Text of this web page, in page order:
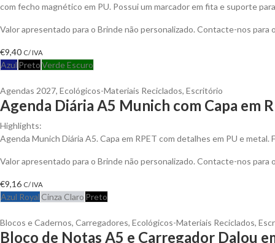
com fecho magnético em PU. Possui um marcador em fita e suporte
Valor apresentado para o Brinde não personalizado. Contacte-nos
€9,40 C/ IVA
Azul PretoVerde Escuro
Agendas 2027, Ecológicos-Materiais Reciclados, Escritório
Agenda Diária A5 Munich com Capa em
Highlights:
Agenda Munich Diária A5. Capa em RPET com detalhes em PU e metal.
Valor apresentado para o Brinde não personalizado. Contacte-nos
€9,16 C/ IVA
Azul Royal Cinza Claro Preto
Blocos e Cadernos, Carregadores, Ecológicos-Materiais Reciclados,
Bloco de Notas A5 e Carregador Dalou